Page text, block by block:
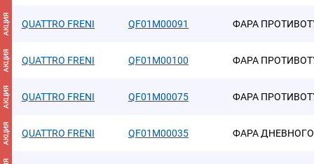
АКЦИЯ QUATTRO FRENI QF01M00091 ФАРА
АКЦИЯ QUATTRO FRENI QF01M00100 ФАРА
АКЦИЯ QUATTRO FRENI QF01M00075 ФАРА
АКЦИЯ QUATTRO FRENI QF01M00035 ФАРА ДНЕВНОГО